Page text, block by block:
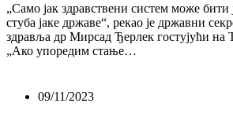
„Само јак здравствени систем може бити
стуба јаке државе“, рекао је државни
здравља др Мирсад Ђерлек гостујући
„Ако упоредим стање…
09/11/2023